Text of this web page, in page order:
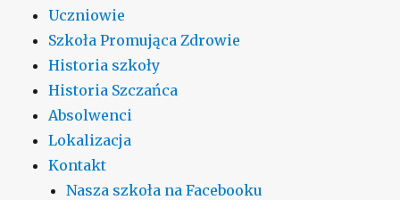
Uczniowie
Szkoła Promująca Zdrowie
Historia szkoły
Historia Szczańca
Absolwenci
Lokalizacja
Kontakt
Nasza szkoła na Facebooku